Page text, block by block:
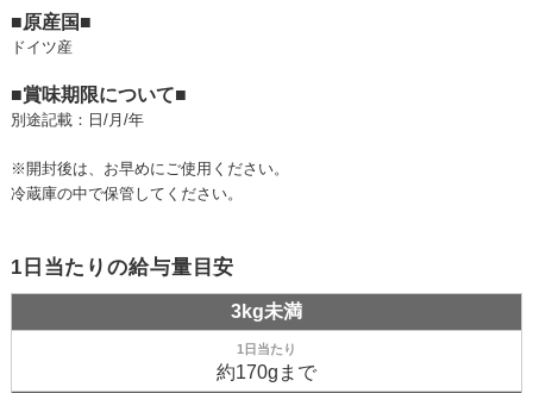
■原産国■
ドイツ産
■賞味期限について■
別途記載：日/月/年
※開封後は、お早めにご使用ください。
冷蔵庫の中で保管してください。
1日当たりの給与量目安
3kg未満
約170gまで